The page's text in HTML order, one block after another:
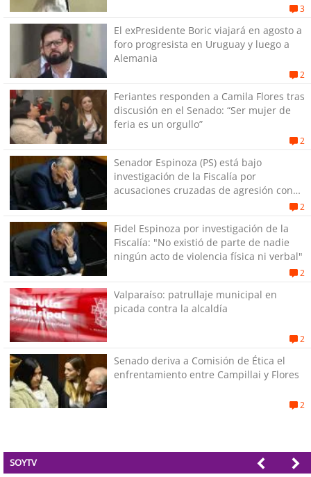
3
El exPresidente Boric viajará en agosto a
foro progresista en Uruguay y luego a
Alemania
2
Feriantes responden a Camila Flores tras
discusión en el Senado: “Ser mujer de
feria es un orgullo”
2
Senador Espinoza (PS) está bajo
investigación de la Fiscalía por
acusaciones cruzadas de agresión con
2
Fidel Espinoza por investigación de la
Fiscalía: "No existió de parte de nadie
ningún acto de violencia física ni verbal"
2
Valparaíso: patrullaje municipal en
picada contra la alcaldía
2
Senado deriva a Comisión de Ética el
enfrentamiento entre Campillai y Flores
2
SOYTV